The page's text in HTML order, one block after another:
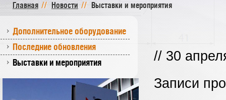
Главная Новости Выставки и мероприятия
Дополнительное оборудование
Последние обновления
Выставки и мероприятия
// 30
Записи